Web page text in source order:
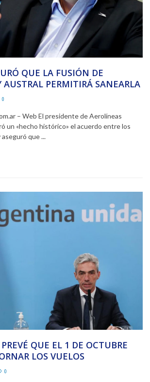
QUE LA FUSIÓN DE
AUSTRAL PERMITIRÁ SANEARLA
0
– Web El presidente de Aerolíneas
un «hecho histórico» el acuerdo entre los
que ...
QUE EL 1 DE OCTUBRE
LOS VUELOS
0